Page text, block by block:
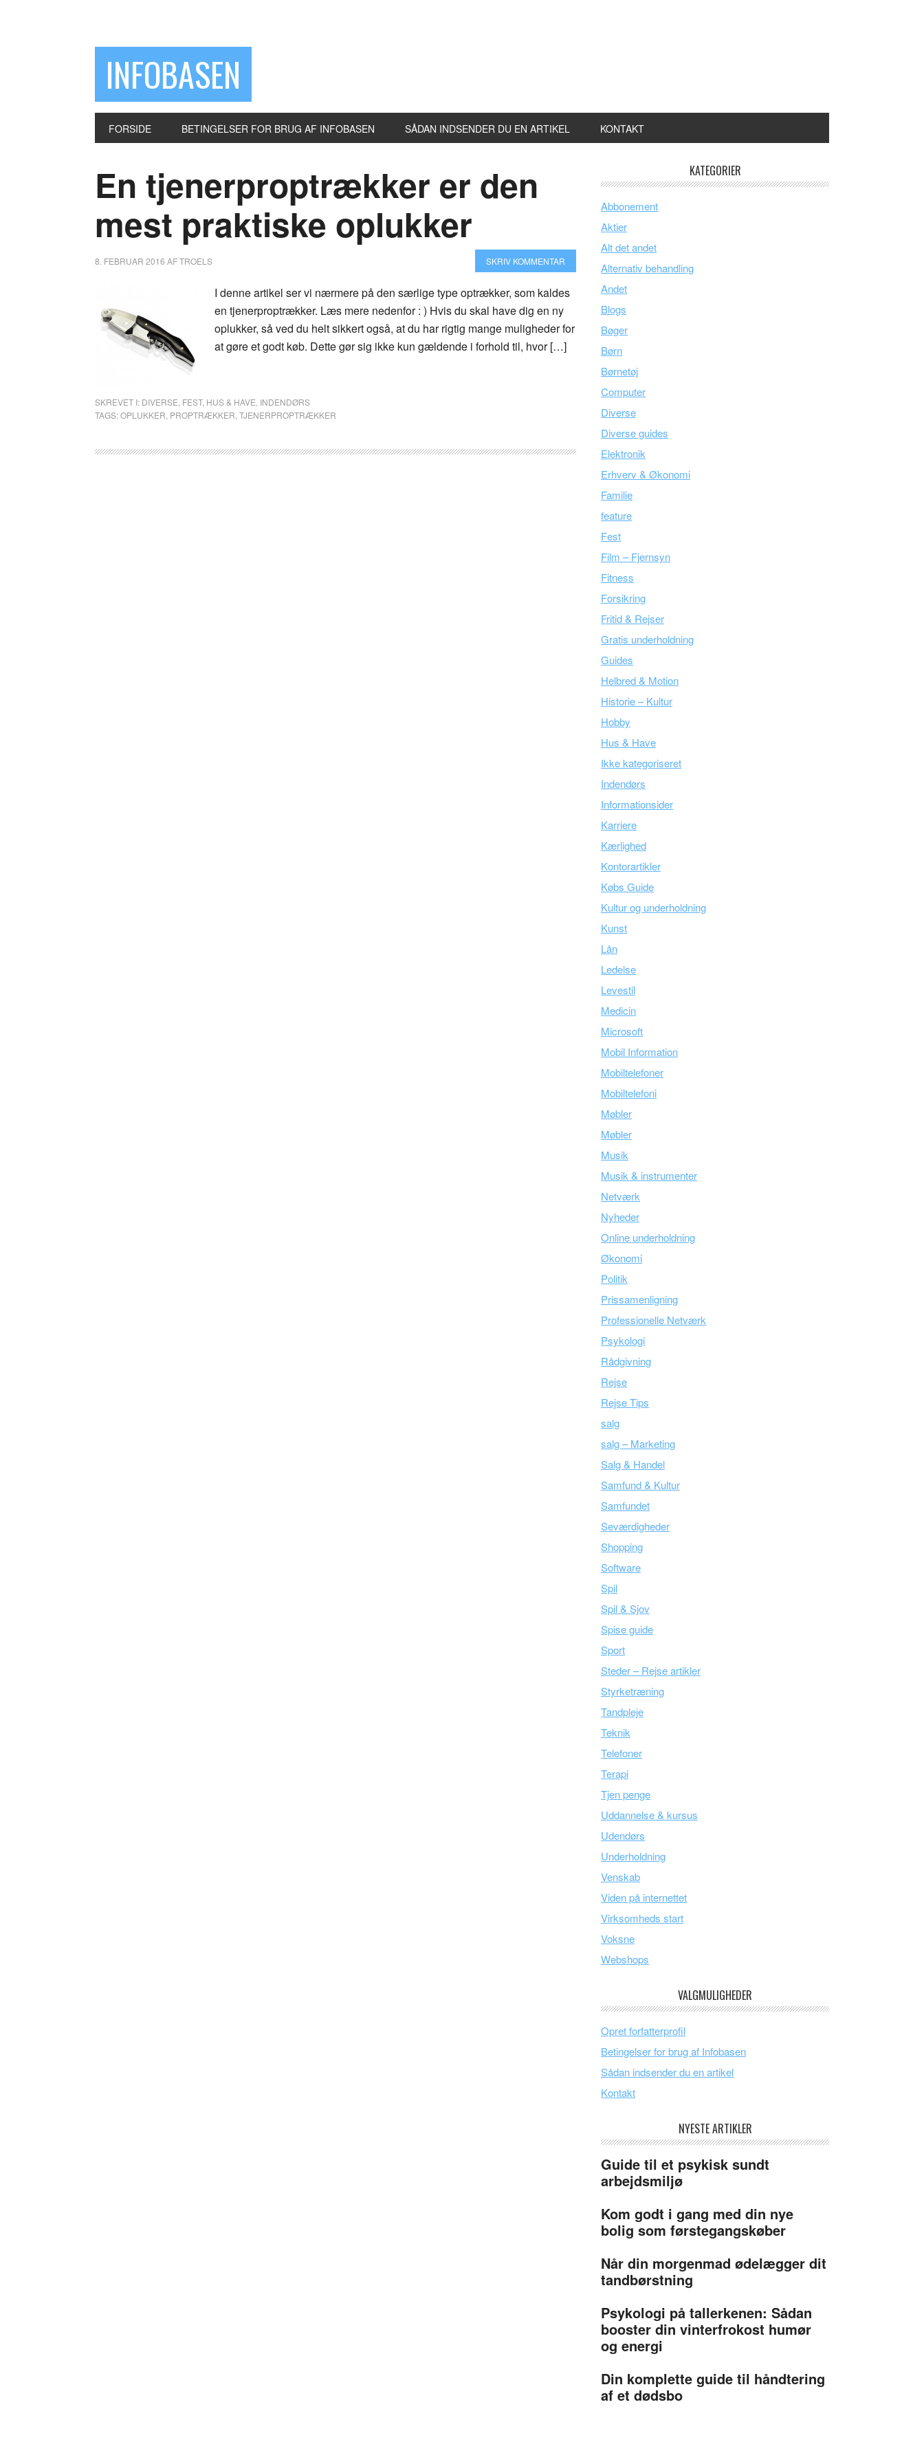
INFOBASEN
FORSIDE BETINGELSER FOR BRUG AF INFOBASEN SÅDAN INDSENDER DU EN ARTIKEL KONTAKT
En tjenerproptrækker er den
mest praktiske oplukker
8. FEBRUAR 2016 AFTROELS SKRIV KOMMENTAR
I denne artikel ser vi nærmere på den særlige type optrækker, som kaldes
en tjenerproptrækker. Læs mere nedenfor : ) Hvis du skal have dig en ny
oplukker, så ved du helt sikkert også, at du har rigtig mange muligheder for
at gøre et godt køb. Dette gør sig ikke kun gældende i forhold til, hvor […]
SKREVET I: DIVERSE FEST, HUS & HAVE INDENDØRS
TAGS:OPLUKKER PROPTRÆKKER TJENERPROPTRÆKKER
KATEGORIER
Abbonement
Aktier
Alt det andet
Alternativ behandling
Andet
Blogs
Bøger
Børn
Børnetøj
Computer
Diverse
Diverse guides
Elektronik
Erhverv & Økonomi
Familie
feature
Fest
Film – Fjernsyn
Fitness
Forsikring
Fritid & Rejser
Gratis underholdning
Guides
Helbred & Motion
Historie – Kultur
Hobby
Hus & Have
Ikke kategoriseret
Indendørs
Informationsider
Karriere
Kærlighed
Kontorartikler
Købs Guide
Kultur og underholdning
Kunst
Lån
Ledelse
Levestil
Medicin
Microsoft
Mobil Information
Mobiltelefoner
Mobiltelefoni
Møbler
Møbler
Musik
Musik & instrumenter
Netværk
Nyheder
Online underholdning
Økonomi
Politik
Prissamenligning
Professionelle Netværk
Psykologi
Rådgivning
Rejse
Rejse Tips
salg
salg – Marketing
Salg & Handel
Samfund & Kultur
Samfundet
Seværdigheder
Shopping
Software
Spil
Spil & Sjov
Spise guide
Sport
Steder – Rejse artikler
Styrketræning
Tandpleje
Teknik
Telefoner
Terapi
Tjen penge
Uddannelse & kursus
Udendørs
Underholdning
Venskab
Viden på internettet
Virksomheds start
Voksne
Webshops
VALGMULIGHEDER
Opret forfatterprofil
Betingelser for brug af Infobasen
Sådan indsender du en artikel
Kontakt
NYESTE ARTIKLER
Guide til et psykisk sundt
arbejdsmiljø
Kom godt i gang med din nye
bolig som førstegangskøber
Når din morgenmad ødelægger dit
tandbørstning
Psykologi på tallerkenen: Sådan
booster din vinterfrokost humør
og energi
Din komplette guide til håndtering
af et dødsbo